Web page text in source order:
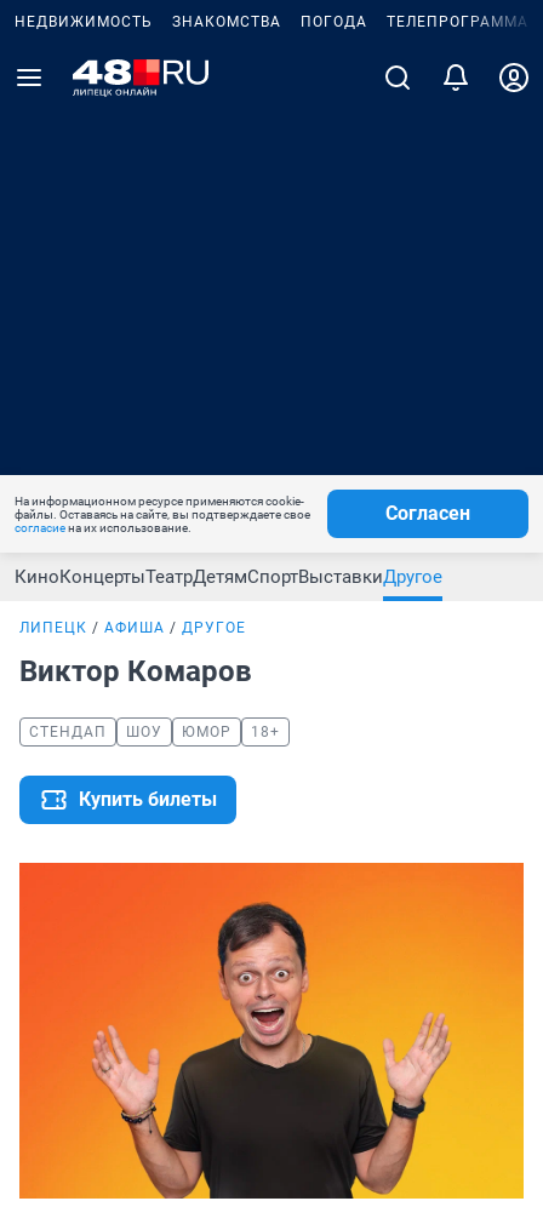
НЕДВИЖИМОСТЬ ЗНАКОМСТВА ПОГОДА ТЕЛЕПРОГРАММА
На информационном ресурсе применяются cookie-
файлы. Оставаясь на сайте, вы подтверждаете свое
согласиена их использование.
Согласен
КиноКонцертыТеатрДетямСпортВыставкиДругое
ЛИПЕЦК АФИША ДРУГОЕ
Виктор Комаров
СТЕНДАП ШОУ ЮМОР 18+
Купить билеты